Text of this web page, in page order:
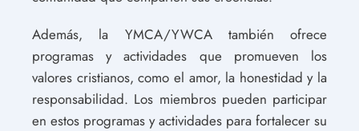
Además, la YMCA/YWCA también ofrece
programas y actividades que promueven los
valores cristianos, como el amor, la honestidad y la
responsabilidad. Los miembros pueden participar
en estos programas y actividades para fortalecer su